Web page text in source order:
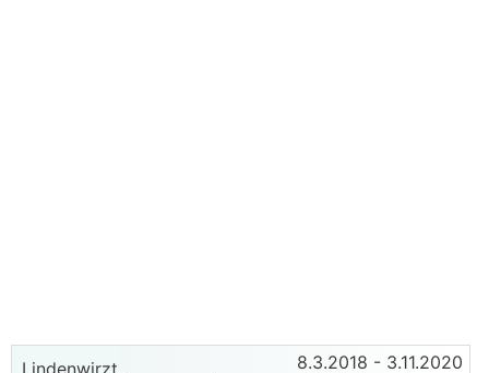
Lindenwirzt 8.3.2018 - 3.11.2020